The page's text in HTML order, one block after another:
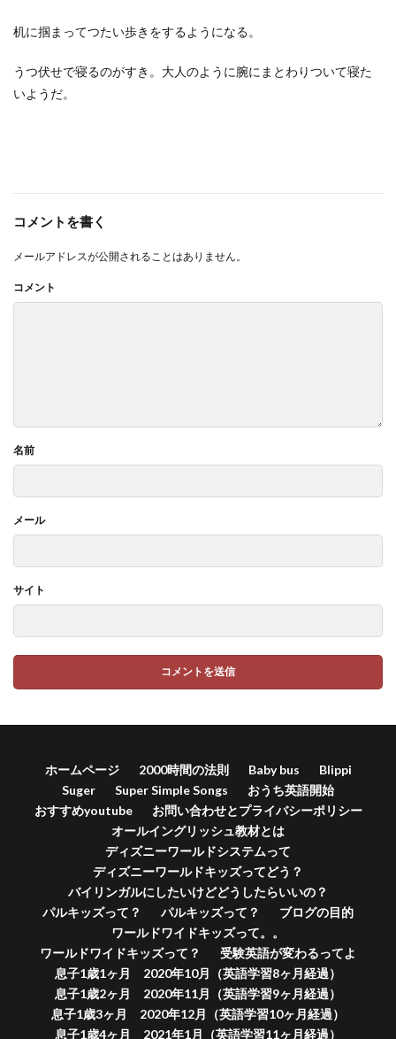
机に掴まってつたい歩きをするようになる。
うつ伏せで寝るのがすき。大人のように腕にまとわりついて寝た
いようだ。
コメントを書く
メールアドレスが公開されることはありません。
コメント
名前
メール
サイト
ホームページ 2000時間の法則 Baby bus
Blippi
Suger
Super Simple Songs
おうち英語開始
おすすめyoutube
お問い合わせとプライバシーポリシー
オールイングリッシュ教材とは
ディズニーワールドシステムって
ディズニーワールドキッズってどう？
バイリンガルにしたいけどどうしたらいいの？
パルキッズって？
パルキッズって？
ブログの目的
ワールドワイドキッズって。。
ワールドワイドキッズって？
受験英語が変わるってよ
息子1歳1ヶ月 2020年10月（英語学習8ヶ月経過）
息子1歳2ヶ月 2020年11月（英語学習9ヶ月経過）
息子1歳3ヶ月 2020年12月（英語学習10ヶ月経過）
息子1歳4ヶ月 2021年1月（英語学習11ヶ月経過）